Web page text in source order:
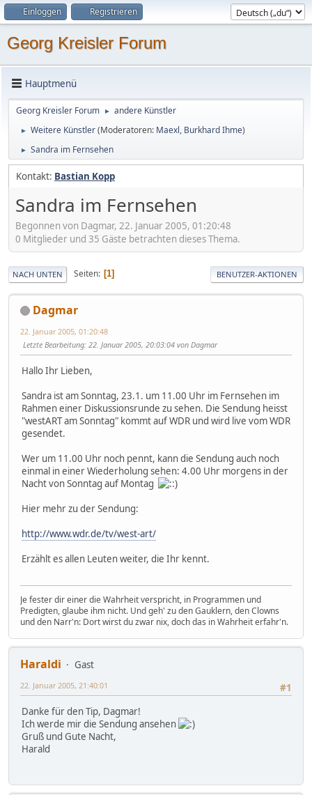
Einloggen Registrieren
Georg Kreisler Forum
Hauptmenü
Georg Kreisler Forum ► andere Künstler
► Weitere Künstler(Moderatoren: Maexl, Burkhard Ihme)
► Sandra im Fernsehen
Kontakt: Bastian Kopp
Sandra im Fernsehen
Begonnen von Dagmar, 22. Januar 2005, 01:20:48
0 Mitglieder und 35 Gäste betrachten dieses Thema.
NACH UNTEN Seiten 1 BENUTZER-AKTIONEN
Dagmar
22. Januar 2005, 01:20:48
Letzte Bearbeitung: 22. Januar 2005, 20:03:04 von Dagmar
Hallo Ihr Lieben,
Sandra ist am Sonntag, 23.1. um 11.00 Uhr im Fernsehen im
Rahmen einer Diskussionsrunde zu sehen. Die Sendung heisst
"westART am Sonntag" kommt auf WDR und wird live vom WDR
gesendet.
Wer um 11.00 Uhr noch pennt, kann die Sendung auch noch
einmal in einer Wiederholung sehen: 4.00 Uhr morgens in der
Nacht von Sonntag auf Montag
Hier mehr zu der Sendung:
http://www.wdr.de/tv/west-art/
Erzählt es allen Leuten weiter, die Ihr kennt.
Je fester dir einer die Wahrheit verspricht, in Programmen und
Predigten, glaube ihm nicht. Und geh' zu den Gauklern, den Clowns
und den Narr'n: Dort wirst du zwar nix, doch das in Wahrheit erfahr'n.
Haraldi
Gast
#1
22. Januar 2005, 21:40:01
Danke für den Tip, Dagmar!
Ich werde mir die Sendung ansehen
Gruß und Gute Nacht,
Harald